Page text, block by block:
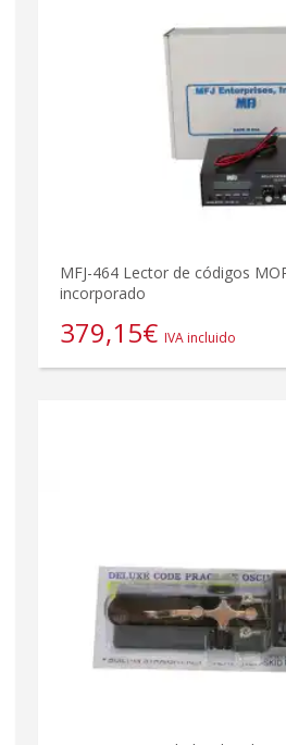
MFJ-464 Lector de códigos
incorporado
379,15€ IVA incluido